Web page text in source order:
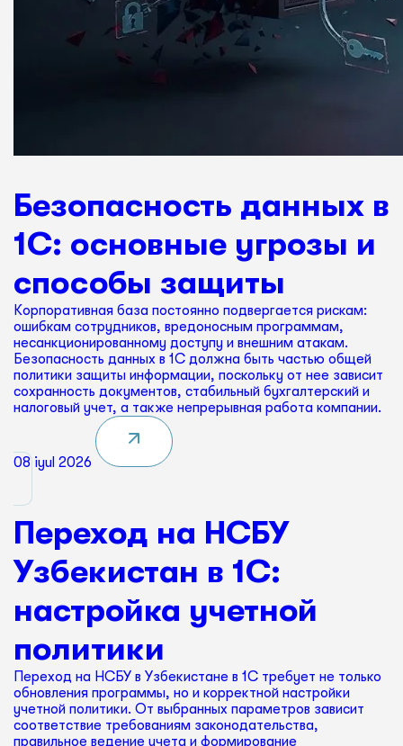
Безопасность данных в
1С: основные угрозы и
способы защиты
Корпоративная база постоянно подвергается рискам:
ошибкам сотрудников, вредоносным программам,
несанкционированному доступу и внешним атакам.
Безопасность данных в 1С должна быть частью общей
политики защиты информации, поскольку от нее зависит
сохранность документов, стабильный бухгалтерский и
налоговый учет, а также непрерывная работа компании.
08 iyul 2026
Переход на НСБУ
Узбекистан в 1С:
настройка учетной
политики
Переход на НСБУ в Узбекистане в 1С требует не только
обновления программы, но и корректной настройки
учетной политики. От выбранных параметров зависит
соответствие требованиям законодательства,
правильное ведение учета и формирование